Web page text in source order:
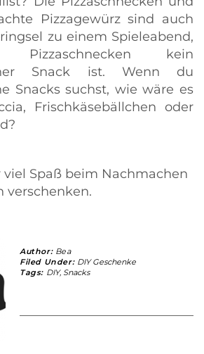
Pizzagewürz sind auch
zu einem Spieleabend,
kein
Snack ist. Wenn du
Snacks suchst, wie wäre es
Frischkäsebällchen oder
viel Spaß beim Nachmachen
verschenken.
Author: Bea
Filed Under: DIY Geschenke
Tags: DIY, Snacks